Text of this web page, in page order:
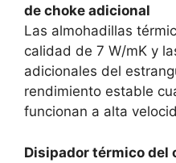
de choke adicional
Las almohadillas
calidad de 7 W/mK y
adicionales del
rendimiento estable
funcionan a alta
Disipador térmico del